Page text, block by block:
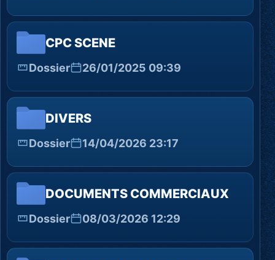
CPC SCENE
Dossier 26/01/2025 09:39
DIVERS
Dossier 14/04/2026 23:17
DOCUMENTS COMMERCIAUX
Dossier 08/03/2026 12:29